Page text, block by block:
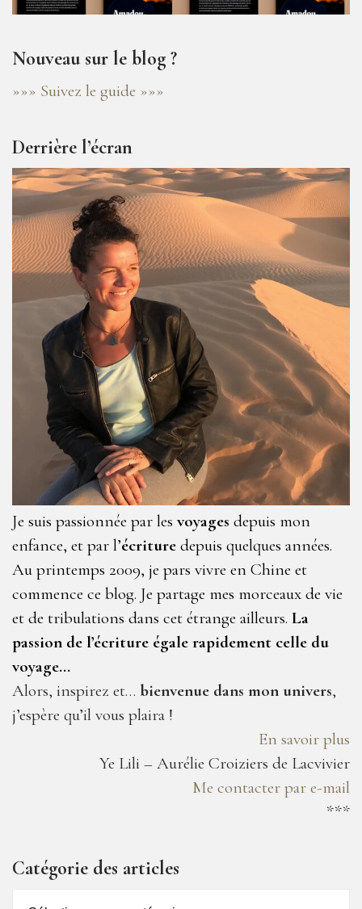
Nouveau sur le blog ?
»»» Suivez le guide »»»
Derrière l’écran
Je suis passionnée par les voyages depuis mon
enfance, et par l’écriture depuis quelques années.
Au printemps 2009, je pars vivre en Chine et
commence ce blog. Je partage mes morceaux de vie
et de tribulations dans cet étrange ailleurs. La
passion de l’écriture égale rapidement celle du
voyage…
Alors, inspirez et… bienvenue dans mon univers,
j’espère qu’il vous plaira !
En savoir plus
Ye Lili – Aurélie Croiziers de Lacvivier
Me contacter par e-mail
***
Catégorie des articles